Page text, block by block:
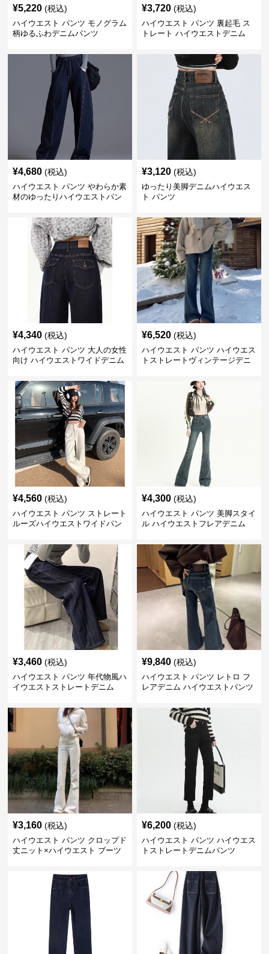
¥5,220 (税込)
ハイウエスト パンツ モノグラム
柄ゆるふわデニムパンツ
¥3,720 (税込)
ハイウエスト パンツ 裏起毛 ス
トレート ハイウエストデニム
¥4,680 (税込)
ハイウエスト パンツ やわらか素
材のゆったりハイウエストパン
¥3,120 (税込)
ゆったり美脚デニムハイウエス
ト パンツ
¥4,340 (税込)
ハイウエスト パンツ 大人の女性
向け ハイウエストワイドデニム
¥6,520 (税込)
ハイウエスト パンツ ハイウエス
トストレートヴィンテージデニ
¥4,560 (税込)
ハイウエスト パンツ ストレート
ルーズハイウエストワイドパン
¥4,300 (税込)
ハイウエスト パンツ 美脚スタイ
ル ハイウエストフレアデニム
¥3,460 (税込)
ハイウエスト パンツ 年代物風ハ
イウエストストレートデニム
¥9,840 (税込)
ハイウエスト パンツ レトロ フ
レアデニム ハイウエストパンツ
¥3,160 (税込)
ハイウエスト パンツ クロップド
丈ニット×ハイウエスト ブーツ
¥6,200 (税込)
ハイウエスト パンツ ハイウエス
トストレートデニムパンツ